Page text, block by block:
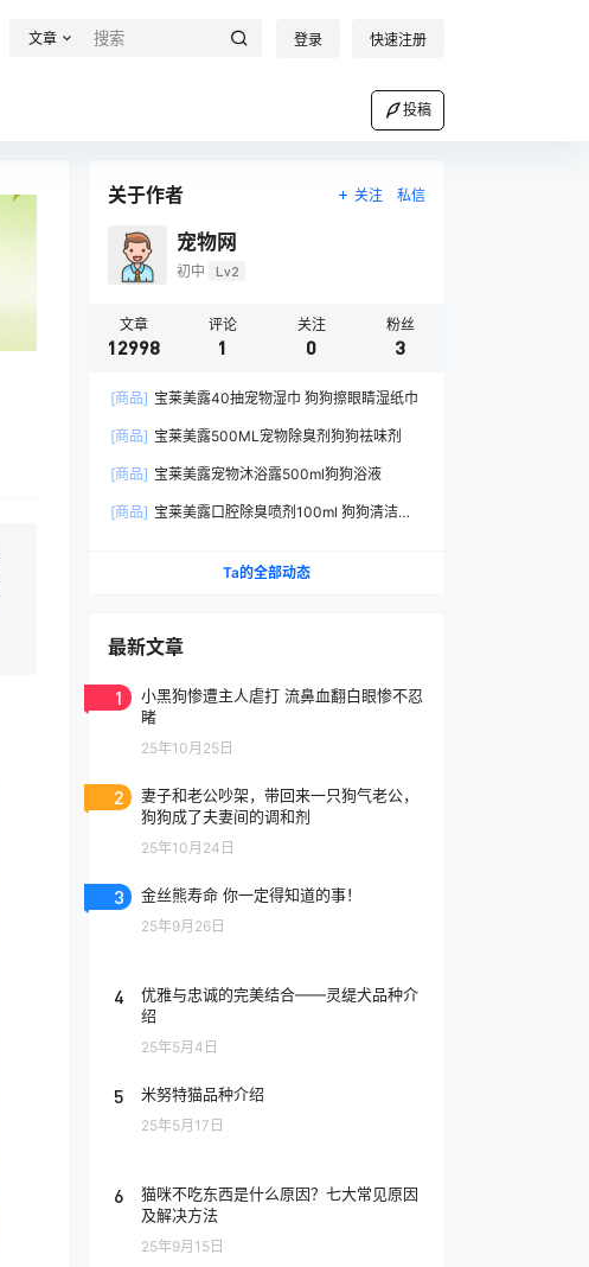
文章 登录 快速注册
投稿
关于作者 关注 私信
宠物网
初中 Lv2
文章
12998
评论
1
关注
0
粉丝
3
[商品] 宝莱美露40抽宠物湿巾 狗狗擦眼睛湿纸巾
[商品] 宝莱美露500ML宠物除臭剂狗狗祛味剂
[商品] 宝莱美露宠物沐浴露500ml狗狗浴液
[商品] 宝莱美露口腔除臭喷剂100ml 狗狗清洁口
Ta的全部动态
最新文章
1
小黑狗惨遭主人虐打 流鼻血翻白眼惨不忍
睹
25年10月25日
2
妻子和老公吵架，带回来一只狗气老公，
狗狗成了夫妻间的调和剂
25年10月24日
3 金丝熊寿命 你一定得知道的事！
25年9月26日
4
优雅与忠诚的完美结合——灵缇犬品种介
绍
25年5月4日
5 米努特猫品种介绍
25年5月17日
6
猫咪不吃东西是什么原因？七大常见原因
及解决方法
25年9月15日